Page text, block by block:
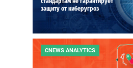
защиту от киберугроз
CNEWS ANALYTICS